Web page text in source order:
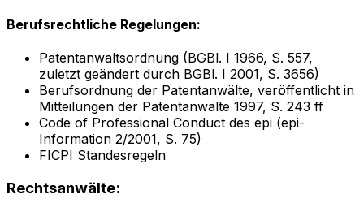
Berufsrechtliche Regelungen:
Patentanwaltsordnung (BGBl. I 1966, S. 557,
zuletzt geändert durch BGBl. I 2001, S. 3656)
Berufsordnung der Patentanwälte, veröffentlicht in
Mitteilungen der Patentanwälte 1997, S. 243 ff
Code of Professional Conduct des epi (epi-
Information 2/2001, S. 75)
FICPI Standesregeln
Rechtsanwälte: